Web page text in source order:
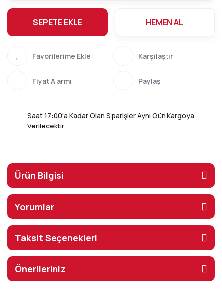
SEPETE EKLE HEMEN AL
Karşılaştır
Fiyat Alarmı Paylaş
Saat 17:00'a Kadar Olan Siparişler Aynı Gün Kargoya
Verilecektir
Ürün Bilgisi
Yorumlar
Taksit Seçenekleri
Önerileriniz